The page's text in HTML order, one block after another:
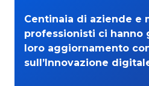
Centinaia di aziende e
professionisti ci hanno
loro aggiornamento
sull’Innovazione